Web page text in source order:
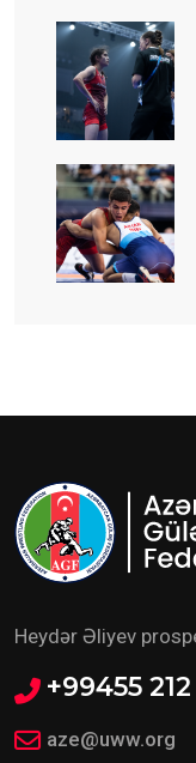
Heydər Əliyev
+99455
aze@uww.org